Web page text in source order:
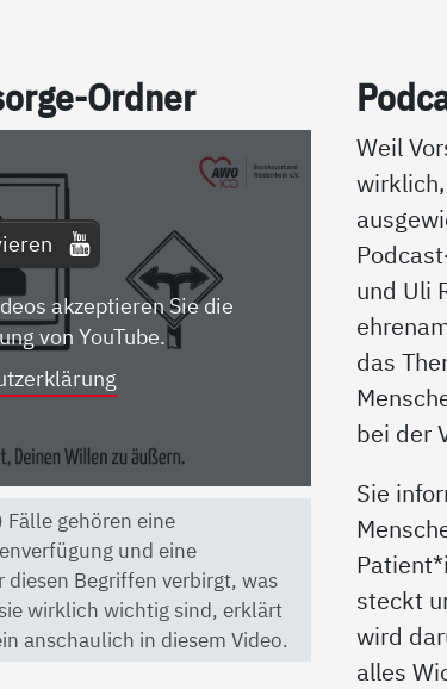
Ord­ner
akzeptieren Sie die
von YouTube.
gehören eine
und eine
Begriffen verbirgt, was
wirklich wichtig sind, erklärt
anschaulich in diesem Video.
Weil
und Uli
das
bei der
Sie
steckt
wird
alles